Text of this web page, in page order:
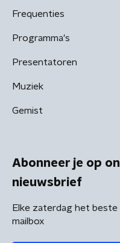
Frequenties
Programma's
Presentatoren
Muziek
Gemist
Abonneer je op
nieuwsbrief
Elke zaterdag het beste
mailbox